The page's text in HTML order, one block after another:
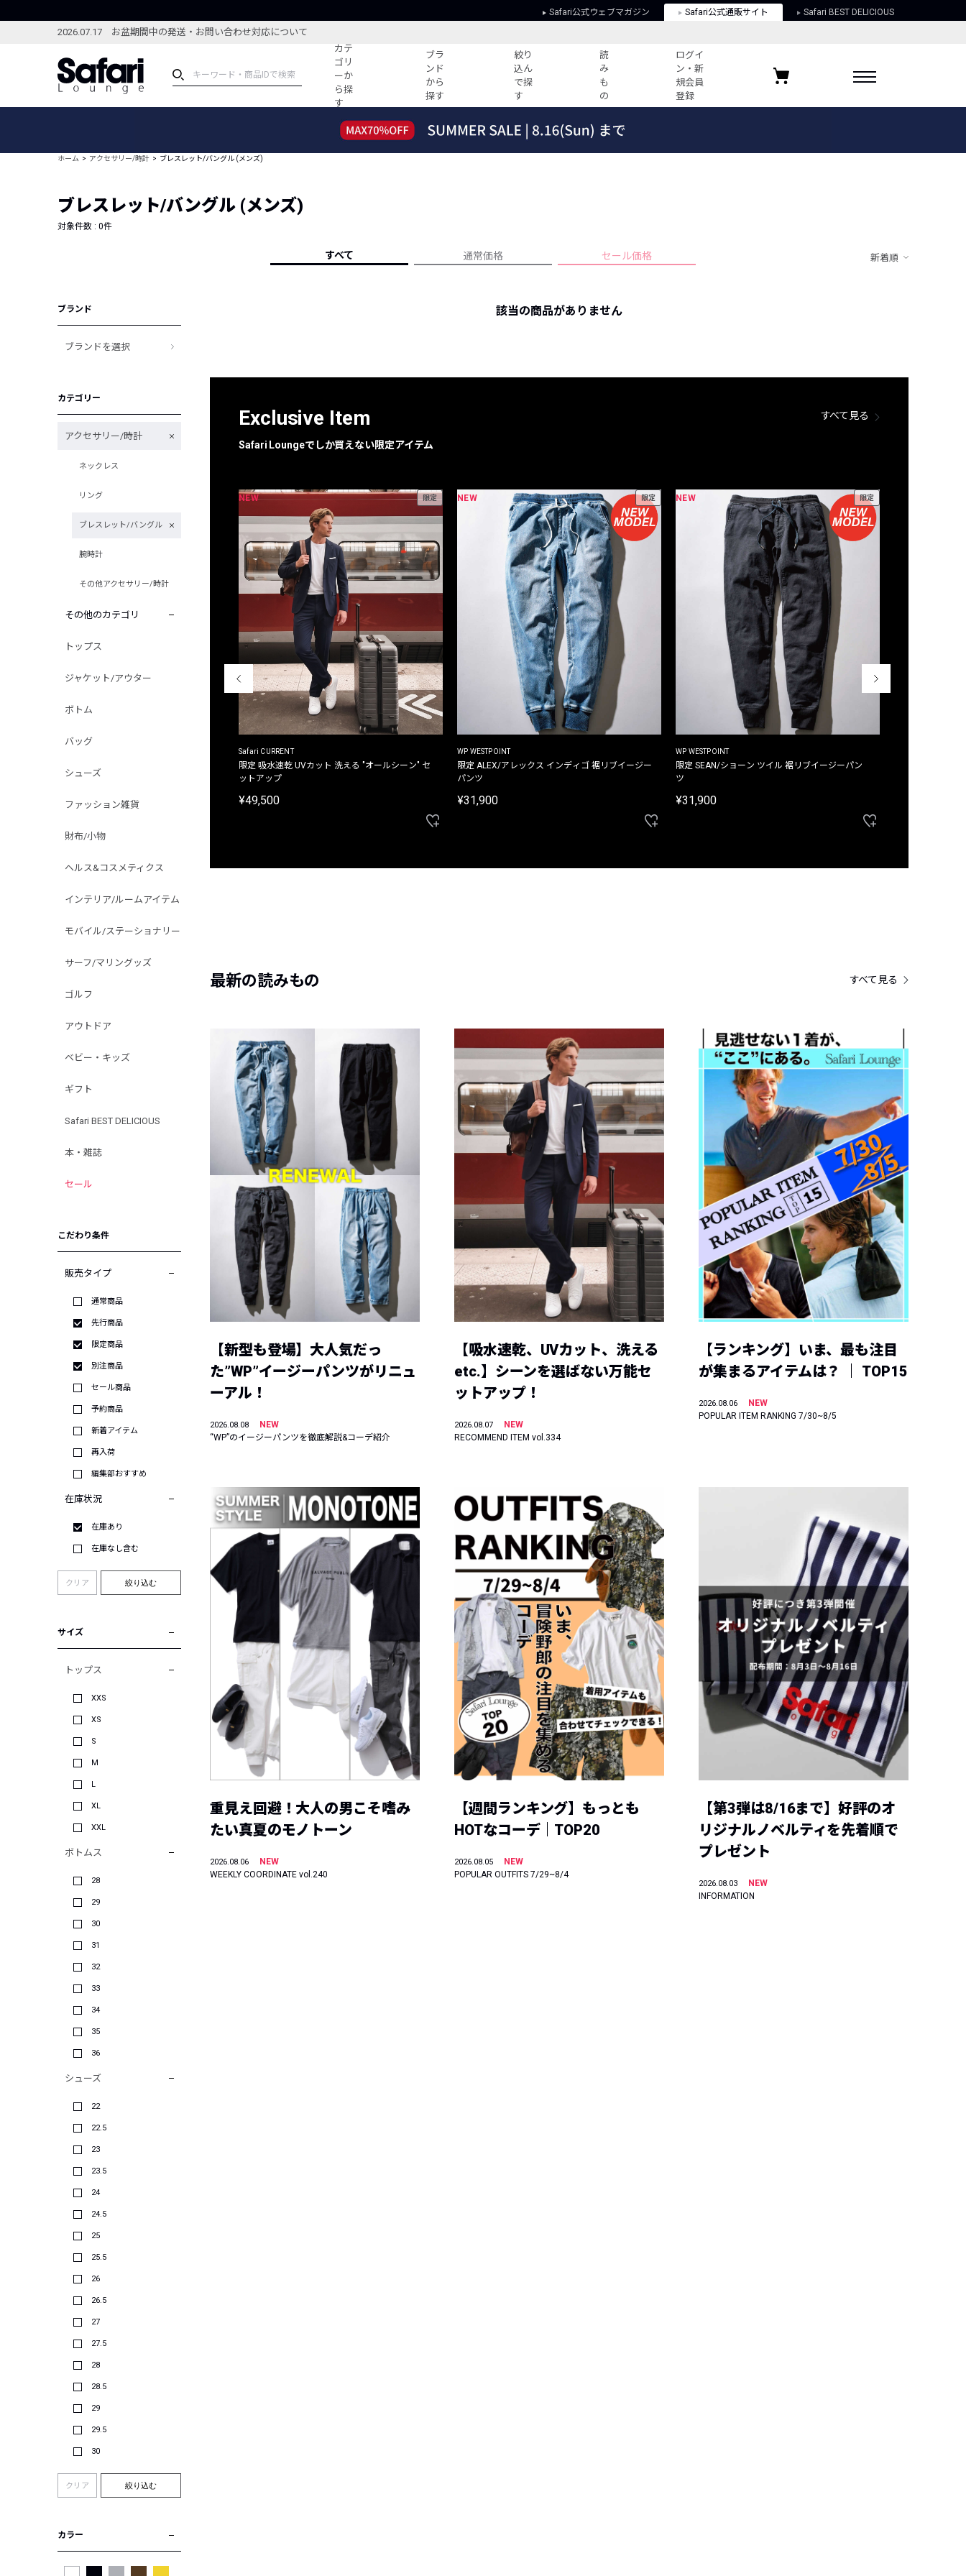
Safari公式ウェブマガジン Safari公式通販サイト Safari BEST DELICIOUS
2026.07.17 お盆期間中の発送・お問い合わせ対応について
カテ
ゴリ
ーか
ら探
す
ブラ
ンド
から
探す
絞り
込ん
で探
す
読
み
も
の
ログイ
ン・新
規会員
登録
ブランドから探す
新着アイテム
編集部のおすすめアイテム
特集記事
コーディネート
すべての記事
人気記事ランキング
フォーカスブランド
プライバシーポリシー
お気に入りブランド
ホーム アクセサリー/時計 ブレスレット/バングル (メンズ)
ブレスレット/バングル (メンズ)
対象件数 : 0件
すべて 通常価格 セール価格 新着順
ブランド
ブランドを選択
カテゴリー
アクセサリー/時計
ネックレス
リング
ブレスレット/バングル
腕時計
その他アクセサリー/時計
その他のカテゴリ
トップス
ジャケット/アウター
ボトム
バッグ
シューズ
ファッション雑貨
財布/小物
ヘルス&コスメティクス
インテリア/ルームアイテム
モバイル/ステーショナリー
サーフ/マリングッズ
ゴルフ
アウトドア
ベビー・キッズ
ギフト
Safari BEST DELICIOUS
本・雑誌
セール
こだわり条件
販売タイプ
通常商品
先行商品
限定商品
別注商品
セール商品
予約商品
新着アイテム
再入荷
編集部おすすめ
在庫状況
在庫あり
在庫なし含む
クリア 絞り込む
サイズ
トップス
XXS
XS
S
M
L
XL
XXL
ボトムス
28
29
30
31
32
33
34
35
36
シューズ
22
22.5
23
23.5
24
24.5
25
25.5
26
26.5
27
27.5
28
28.5
29
29.5
30
クリア 絞り込む
カラー
該当の商品がありません
Exclusive Item
Safari Loungeでしか買えない限定アイテム
すべて見る
NEW 限定
Safari CURRENT
限定 吸水速乾 UVカット 洗える "オールシーン" セ
ットアップ
¥49,500
NEW 限定
WP WESTPOINT
限定 ALEX/アレックス インディゴ 裾リブイージー
パンツ
¥31,900
NEW 限定
WP WESTPOINT
限定 SEAN/ショーン ツイル 裾リブイージーパン
ツ
¥31,900
最新の読みもの すべて見る
【新型も登場】大人気だっ
た”WP”イージーパンツがリニュ
ーアル！
2026.08.08
NEW
“WP”のイージーパンツを徹底解説&コーデ紹介
【吸水速乾、UVカット、洗える
etc.】シーンを選ばない万能セ
ットアップ！
2026.08.07
NEW
RECOMMEND ITEM vol.334
【ランキング】いま、最も注目
が集まるアイテムは？ ｜ TOP15
2026.08.06
NEW
POPULAR ITEM RANKING 7/30~8/5
重見え回避！大人の男こそ嗜み
たい真夏のモノトーン
2026.08.06
NEW
WEEKLY COORDINATE vol.240
【週間ランキング】もっとも
HOTなコーデ｜TOP20
2026.08.05
NEW
POPULAR OUTFITS 7/29~8/4
【第3弾は8/16まで】好評のオ
リジナルノベルティを先着順で
プレゼント
2026.08.03
NEW
INFORMATION